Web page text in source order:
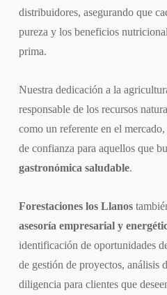
distribuidores, asegurando que
pureza y los beneficios
prima.
Nuestra dedicación a la
responsable de los recursos
como un referente en el
de confianza para aquellos que
gastronómica saludable.
Forestaciones los Llanos
asesoría empresarial y
identificación de oportunidades
de gestión de proyectos, análisis
diligencia para clientes que